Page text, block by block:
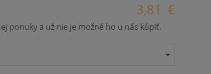
3,81 €
ponuky a už nie je možné ho u nás kúpiť.